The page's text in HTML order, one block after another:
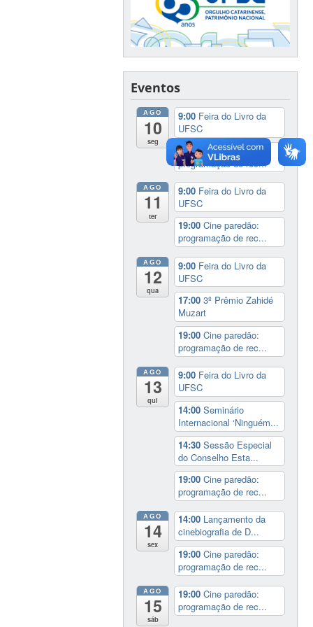
Eventos
AGO
10
seg
9:00 Feira do Livro da
UFSC
19:00 Cine paredão:
programação de rec...
AGO
11
ter
9:00 Feira do Livro da
UFSC
19:00Cine paredão:
programação de rec...
AGO
12
qua
9:00 Feira do Livro da
UFSC
17:003º Prêmio Zahidé
Muzart
19:00Cine paredão:
programação de rec...
AGO
13
qui
9:00 Feira do Livro da
UFSC
14:00Seminário
Internacional ‘Ninguém...
14:30Sessão Especial
do Conselho Esta...
19:00Cine paredão:
programação de rec...
AGO
14
sex
14:00 Lançamento da
cinebiografia de D...
19:00Cine paredão:
programação de rec...
AGO
15
sáb
19:00Cine paredão:
programação de rec...